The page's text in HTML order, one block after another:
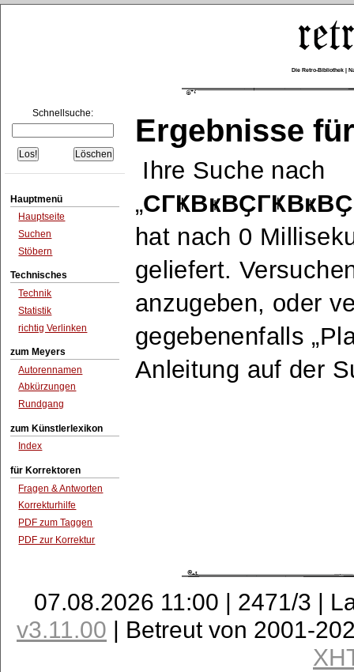
Die Retro-Bibliothek |
Schnellsuche:
Hauptmenü
Hauptseite
Suchen
Stöbern
Technisches
Technik
Statistik
richtig Verlinken
zum Meyers
Autorennamen
Abkürzungen
Rundgang
zum Künstlerlexikon
Index
für Korrektoren
Fragen & Antworten
Korrekturhilfe
PDF zum Taggen
PDF zur Korrektur
Ergebnisse
Ihre Suche nach
hat nach 0
geliefert.
anzugeben, oder
gegebenenfalls
Anleitung auf der
07.08.2026 11:00 | 2471/3 |
v3.11.00 | Betreut von 2001-